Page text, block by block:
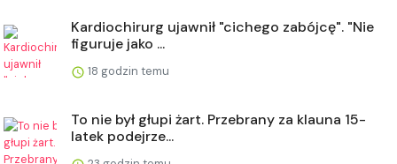
Kardiochirurg ujawnił "cichego zabójcę". "Nie
figuruje jako ...
18 godzin temu
To nie był głupi żart. Przebrany za klauna 15-
latek podejrze...